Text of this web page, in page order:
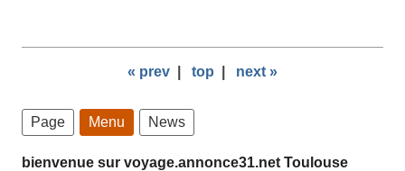
« prev top next »
Page Menu News
bienvenue sur voyage.annonce31.net Toulouse